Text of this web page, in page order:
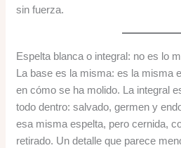
sin fuerza.
Espelta blanca o integral: no es lo
La base es la misma: es la misma
en cómo se ha molido. La integral
todo dentro: salvado, germen y
esa misma espelta, pero cernida,
retirado. Un detalle que parece